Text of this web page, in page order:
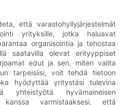
että varastohyllyjärjestelmät
yrityksille, jotka haluavat
organisointia ja tehostaa
saatavilla olevat erityyppiset
edut ja sen, miten valita
tarpeisiisi, voit tehdä tietoon
hyödyttää yritystäsi tulevina
yhteistyötä hyvämaineisen
kanssa varmistaaksesi, että